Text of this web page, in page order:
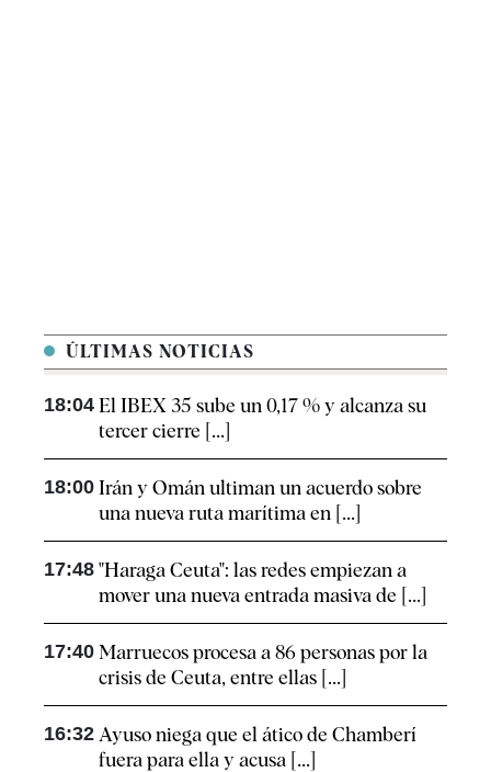
ÚLTIMAS NOTICIAS
18:04 El IBEX 35 sube un 0,17 % y alcanza su
tercer cierre [...]
18:00 Irán y Omán ultiman un acuerdo sobre
una nueva ruta marítima en [...]
17:48 "Haraga Ceuta": las redes empiezan a
mover una nueva entrada masiva de [...]
17:40 Marruecos procesa a 86 personas por la
crisis de Ceuta, entre ellas [...]
16:32 Ayuso niega que el ático de Chamberí
fuera para ella y acusa [...]